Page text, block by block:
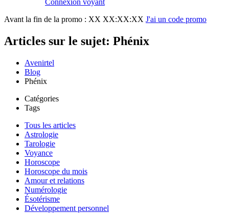
Connexion voyant
Avant la fin de la promo : XX XX:XX:XX J'ai un code promo
Articles sur le sujet: Phénix
Avenirtel
Blog
Phénix
Catégories
Tags
Tous les articles
Astrologie
Tarologie
Voyance
Horoscope
Horoscope du mois
Amour et relations
Numérologie
Ésotérisme
Développement personnel